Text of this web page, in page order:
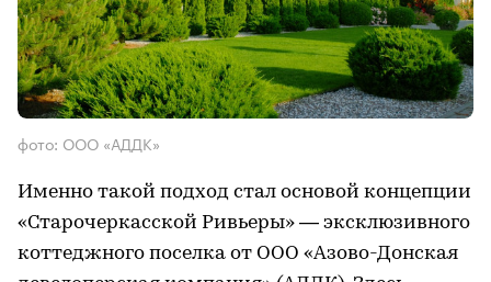
фото: ООО «АДДК»
Именно такой подход стал основой концепции
«Старочеркасской Ривьеры» — эксклюзивного
коттеджного поселка от ООО «Азово-Донская